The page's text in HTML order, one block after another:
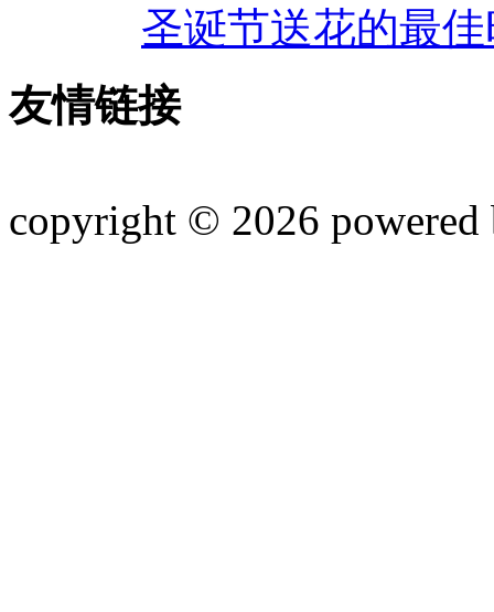
圣诞节送花的最
友情链接
copyright © 2026